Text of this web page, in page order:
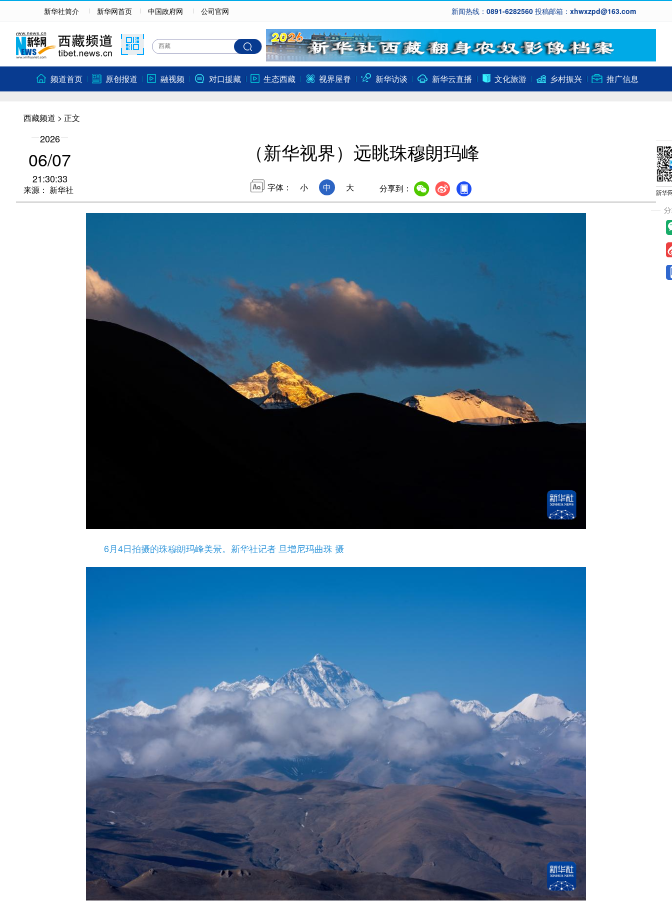
新华社简介 新华网首页 中国政府网 公司官网 新闻热线：0891-6282560 投稿邮箱：xhwxzpd@163.com
频道首页 原创报道 融视频 对口援藏 生态西藏 视界屋脊 新华访谈 新华云直播 文化旅游 乡村振兴 推广信息
西藏频道 > 正文
2026
06/07
21:30:33
来源： 新华社
（新华视界）远眺珠穆朗玛峰
字体： 小 中 大 分享到：
6月4日拍摄的珠穆朗玛峰美景。新华社记者 旦增尼玛曲珠 摄